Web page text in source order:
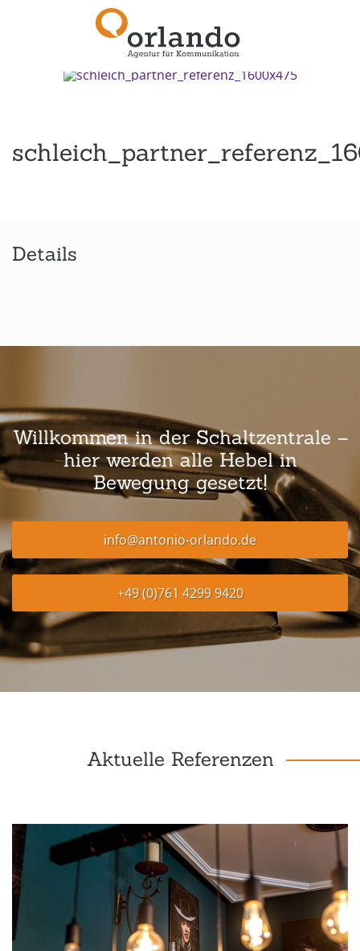
Details
Willkommen in der Schaltzentrale –
hier werden alle Hebel in
Bewegung gesetzt!
info@antonio-orlando.de
+49 (0)761 4299 9420
Aktuelle Referenzen